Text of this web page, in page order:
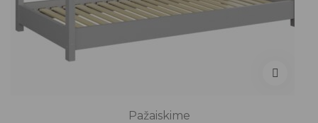
Pažaiskime